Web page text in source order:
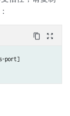
content_copy zoom_out_map